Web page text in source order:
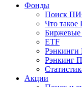
Фонды
Поиск
Что
ETF
Рэнкинг
Акции